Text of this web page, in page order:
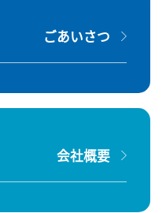
ごあいさつ
会社概要